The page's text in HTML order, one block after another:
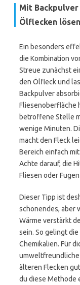
Mit
Ölflecken lösen
Ein besonders
die Kombination
Streue zunächst
den Ölfleck und
Backpulver
Fliesenoberfläche
betroffene Stelle
wenige Minuten.
macht den Fleck
Bereich einfach
Achte darauf, die
Fliesen oder
Dieser Tipp ist
schonendes, aber
Wärme verstärkt
sein. So gelingt
Chemikalien. Für
umweltfreundliche
älteren Flecken
du diese Methode